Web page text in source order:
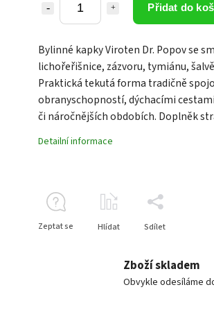
Přidat do
Bylinné kapky Viroten Dr. Popov se
lichořeřišnice, zázvoru, tymiánu,
Praktická tekutá forma tradičně
obranyschopností, dýchacími
či náročnějších obdobích. Doplněk
Detailní informace
Zeptat se Hlídat Sdílet
Zboží skladem
Obvykle odesíláme